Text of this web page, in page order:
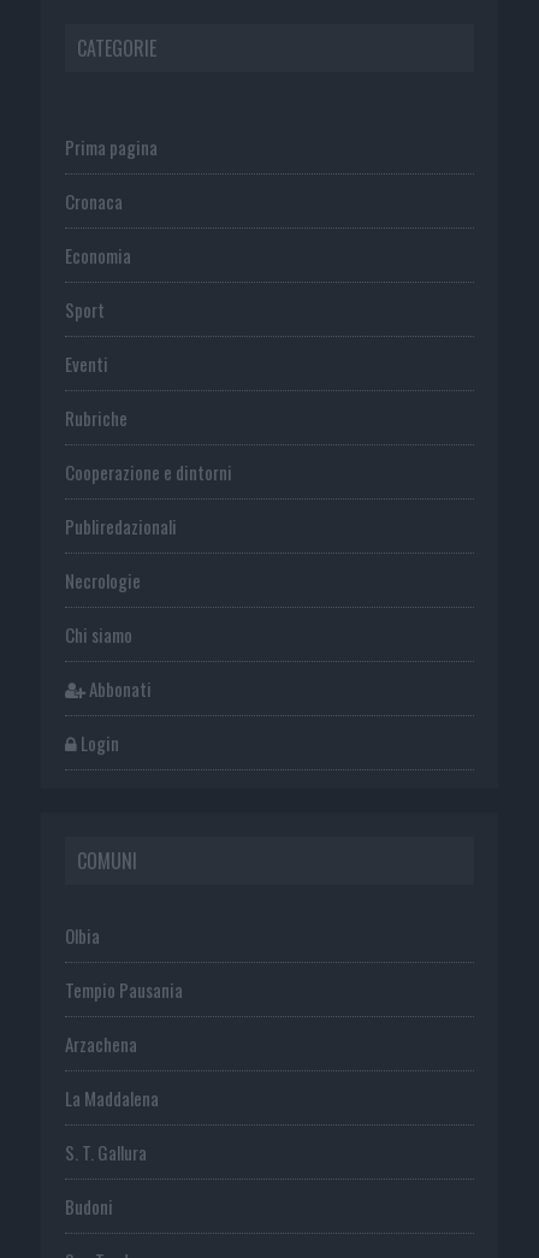
CATEGORIE
Prima pagina
Cronaca
Economia
Sport
Eventi
Rubriche
Cooperazione e dintorni
Publiredazionali
Necrologie
Chi siamo
Abbonati
Login
COMUNI
Olbia
Tempio Pausania
Arzachena
La Maddalena
S. T. Gallura
Budoni